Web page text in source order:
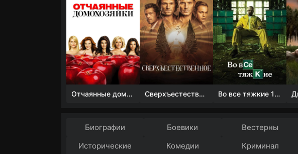
Отчаянные домохозяйки (1 сезон) Сверхъестественное Во все тяжкие 1-5 сезон
Биографии Боевики Вестерны
Исторические
Комедии Криминал